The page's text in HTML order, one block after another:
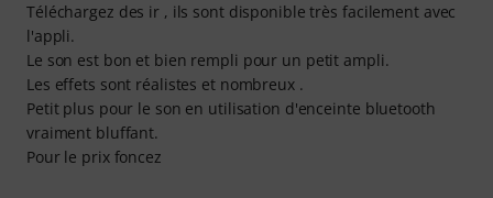
Téléchargez des ir , ils sont disponible très facilement avec
l'appli.
Le son est bon et bien rempli pour un petit ampli.
Les effets sont réalistes et nombreux .
Petit plus pour le son en utilisation d'enceinte bluetooth
vraiment bluffant.
Pour le prix foncez